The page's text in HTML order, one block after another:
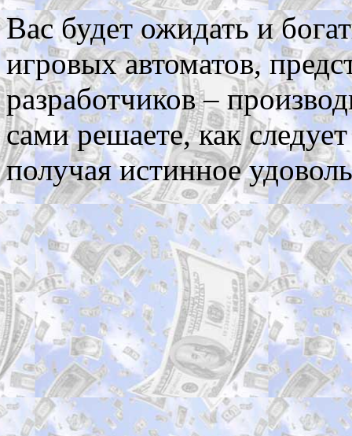
Вас будет ожидать и
игровых автоматов,
разработчиков –
сами решаете, как
получая истинное